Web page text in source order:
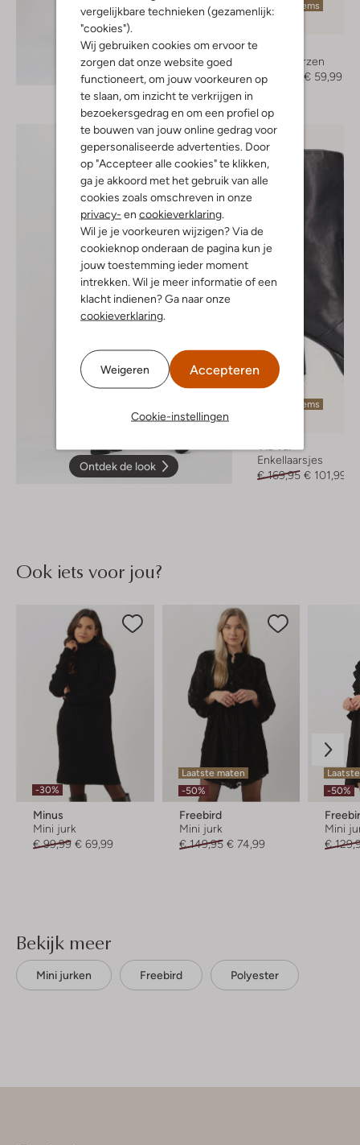
vergelijkbare technieken (gezamenlijk:
"cookies").
Wij gebruiken cookies om ervoor te
zorgen dat onze website goed
functioneert, om jouw voorkeuren op
te slaan, om inzicht te verkrijgen in
bezoekersgedrag en om een profiel op
te bouwen van jouw online gedrag voor
gepersonaliseerde advertenties. Door
op "Accepteer alle cookies" te klikken,
ga je akkoord met het gebruik van alle
cookies zoals omschreven in onze
privacy- en cookieverklaring.
Wil je je voorkeuren wijzigen? Via de
cookieknop onderaan de pagina kun je
jouw toestemming ieder moment
intrekken. Wil je meer informatie of een
klacht indienen? Ga naar onze
cookieverklaring.
Weigeren Accepteren
Cookie-instellingen
Ontdek de look
Laatste items
Notre-V
Hoge laarzen
€ 199,95
€ 59,99
Ontdek de look
Laatste items
Enkellaarsjes
€ 169,95 € 101,99
Ook iets voor jou?
-30%
Minus
Mini jurk
€ 99,99 € 69,99
Laatste maten
-50%
Freebird
Mini jurk
€ 149,95 € 74,99
-50%
Mini
€
Bekijk meer
Mini jurken Freebird Polyester